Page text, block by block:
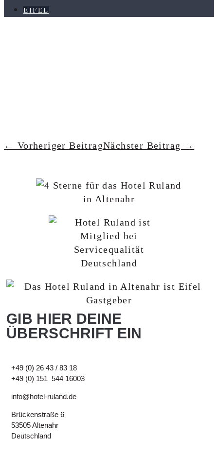
EIFEL
← Vorheriger BeitragNächster Beitrag →
GIB HIER DEINE
ÜBERSCHRIFT EIN
+49 (0) 26 43 / 83 18
+49 (0) 151 544 16003
info@hotel-ruland.de
Brückenstraße 6
53505 Altenahr
Deutschland